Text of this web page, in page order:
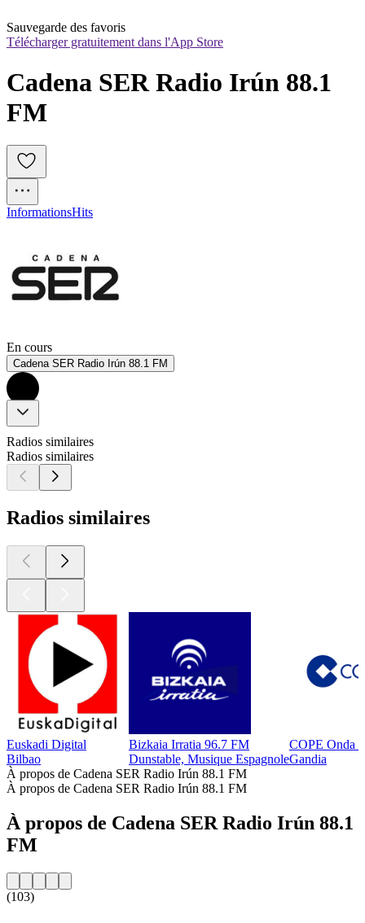
Sauvegarde des favoris
Télécharger gratuitement dans l'App Store
Cadena SER Radio Irún 88.1
FM
InformationsHits
En cours
Cadena SER Radio Irún 88.1 FM
Radios similaires
Radios similaires
Radios similaires
Euskadi Digital
Bilbao
Bizkaia Irratia 96.7 FM
Dunstable, Musique Espagnole
COPE Onda
Gandia
À propos de Cadena SER Radio Irún 88.1 FM
À propos de Cadena SER Radio Irún 88.1 FM
À propos de Cadena SER Radio Irún 88.1
FM
(103)